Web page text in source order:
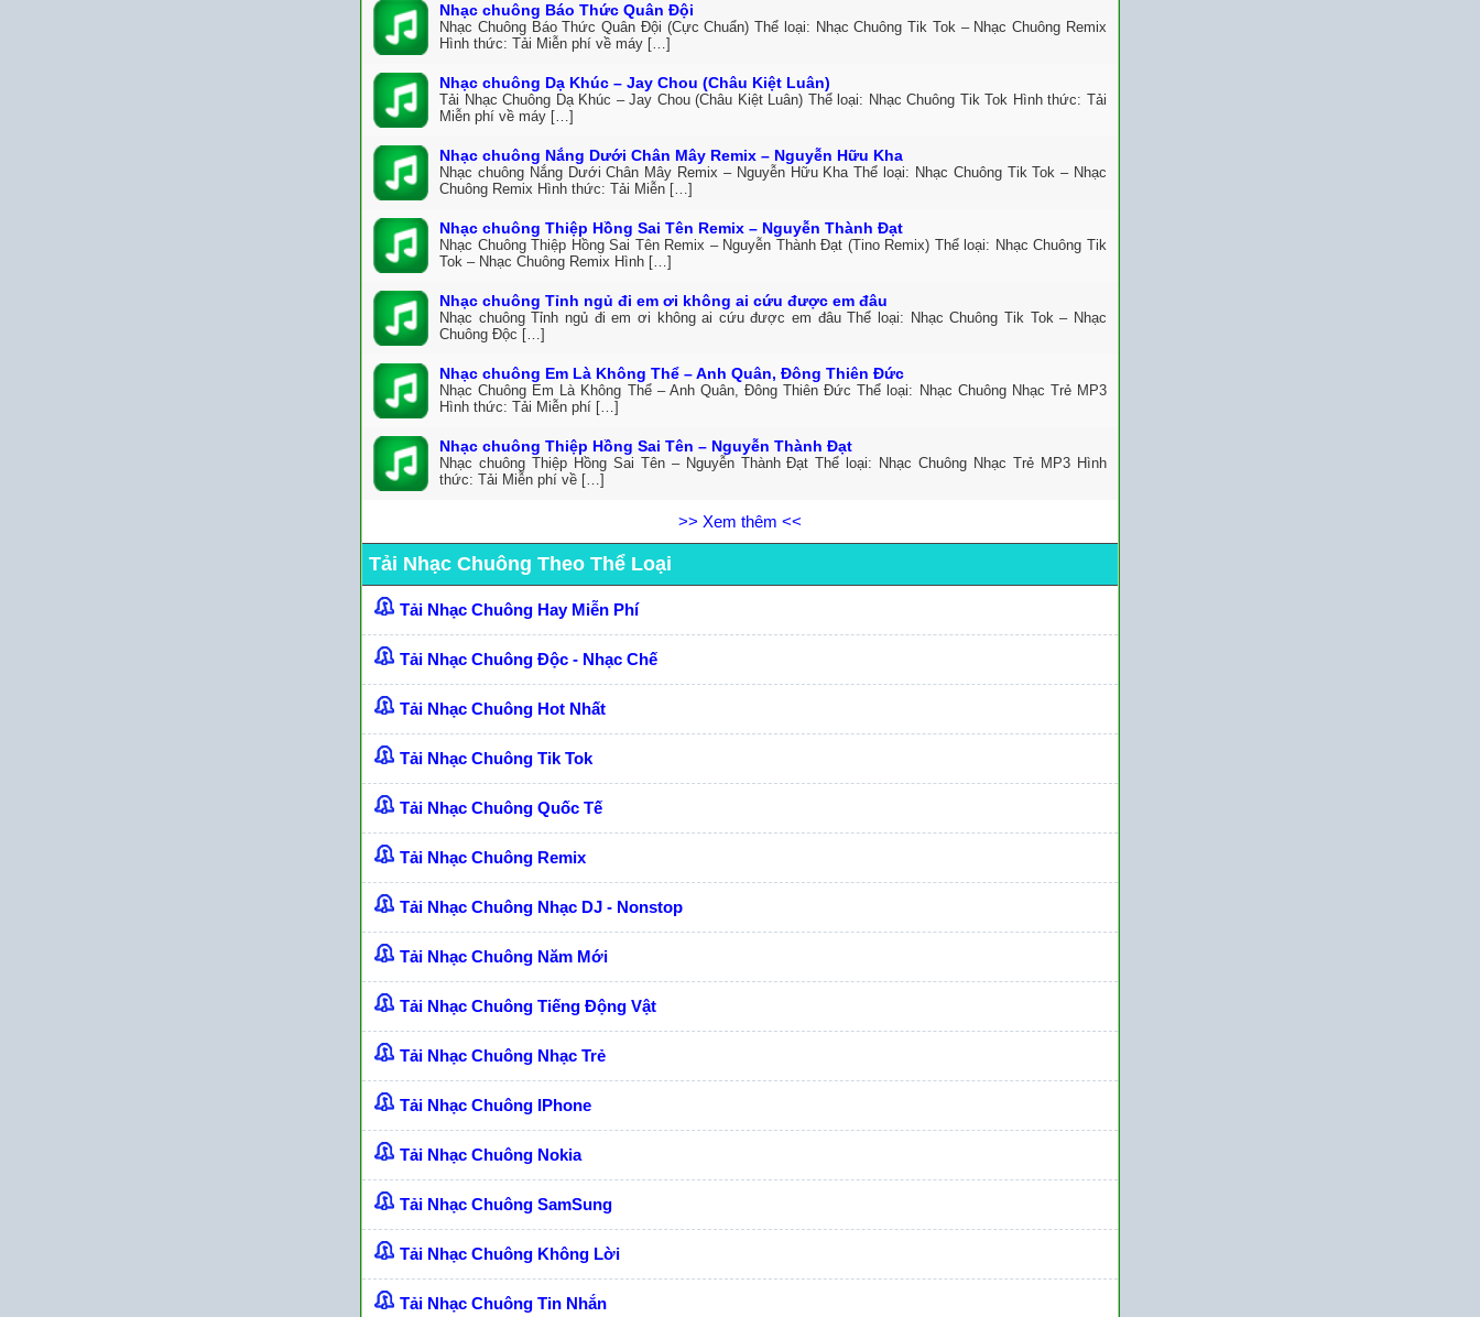
Nhạc chuông Báo Thức Quân Đội
Nhạc Chuông Báo Thức Quân Đội (Cực Chuẩn) Thể loại: Nhạc Chuông Tik Tok – Nhạc Chuông Remix
Hình thức: Tải Miễn phí về máy […]
Nhạc chuông Dạ Khúc – Jay Chou (Châu Kiệt Luân)
Tải Nhạc Chuông Dạ Khúc – Jay Chou (Châu Kiệt Luân) Thể loại: Nhạc Chuông Tik Tok Hình thức: Tải
Miễn phí về máy […]
Nhạc chuông Nắng Dưới Chân Mây Remix – Nguyễn Hữu Kha
Nhạc chuông Nắng Dưới Chân Mây Remix – Nguyễn Hữu Kha Thể loại: Nhạc Chuông Tik Tok – Nhạc
Chuông Remix Hình thức: Tải Miễn […]
Nhạc chuông Thiệp Hồng Sai Tên Remix – Nguyễn Thành Đạt
Nhạc Chuông Thiệp Hồng Sai Tên Remix – Nguyễn Thành Đạt (Tino Remix) Thể loại: Nhạc Chuông Tik
Tok – Nhạc Chuông Remix Hình […]
Nhạc chuông Tỉnh ngủ đi em ơi không ai cứu được em đâu
Nhạc chuông Tỉnh ngủ đi em ơi không ai cứu được em đâu Thể loại: Nhạc Chuông Tik Tok – Nhạc
Chuông Độc […]
Nhạc chuông Em Là Không Thể – Anh Quân, Đông Thiên Đức
Nhạc Chuông Em Là Không Thể – Anh Quân, Đông Thiên Đức Thể loại: Nhạc Chuông Nhạc Trẻ MP3
Hình thức: Tải Miễn phí […]
Nhạc chuông Thiệp Hồng Sai Tên – Nguyễn Thành Đạt
Nhạc chuông Thiệp Hồng Sai Tên – Nguyễn Thành Đạt Thể loại: Nhạc Chuông Nhạc Trẻ MP3 Hình
thức: Tải Miễn phí về […]
>> Xem thêm <<
Tải Nhạc Chuông Theo Thể Loại
Tải Nhạc Chuông Hay Miễn Phí
Tải Nhạc Chuông Độc - Nhạc Chế
Tải Nhạc Chuông Hot Nhất
Tải Nhạc Chuông Tik Tok
Tải Nhạc Chuông Quốc Tế
Tải Nhạc Chuông Remix
Tải Nhạc Chuông Nhạc DJ - Nonstop
Tải Nhạc Chuông Năm Mới
Tải Nhạc Chuông Tiếng Động Vật
Tải Nhạc Chuông Nhạc Trẻ
Tải Nhạc Chuông IPhone
Tải Nhạc Chuông Nokia
Tải Nhạc Chuông SamSung
Tải Nhạc Chuông Không Lời
Tải Nhạc Chuông Tin Nhắn